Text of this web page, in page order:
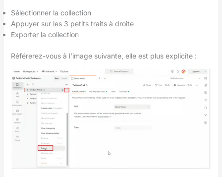
Sélectionner la collection
Appuyer sur les 3 petits traits à droite
Exporter la collection
Référerez-vous à l’image suivante, elle est plus explicite :